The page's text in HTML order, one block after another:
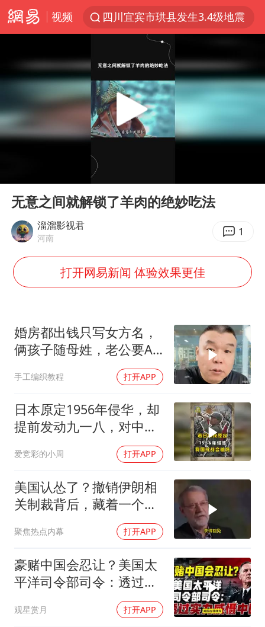
视频
四川宜宾市珙县发生3.4级地震
香港宏福苑火灾或由烟头引起
网约车司机充电时猝死保险拒赔
中国父女泰国骑摩托车坠崖1死1伤
周末打虎 宋致远被查
白海豚将正面袭击贯穿浙江
男孩参加珠心算比赛气定神闲
上半年国内居民出游人次34.63亿
刘浩存百花奖开幕式红裙起舞
店主称换“青海拉面”招牌后生意更好
习近平心系体育强国建设
Play
无意之间就解锁了羊肉的绝妙吃法
溜溜影视君
河南 1
打开网易新闻 体验效果更佳
婚房都出钱只写女方名，
俩孩子随母姓，老公要AA
手工编织教程 打开APP
日本原定1956年侵华，却
提前发动九一八，对中国
爱竞彩的小周 打开APP
美国认怂了？撤销伊朗相
关制裁背后，藏着一个说
聚焦热点内幕 打开APP
豪赌中国会忍让？美国太
平洋司令部司令：透过实
观星赏月 打开APP